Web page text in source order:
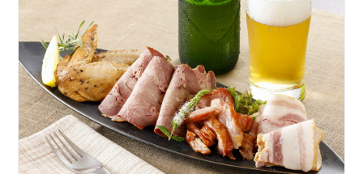
ACCESS
CONTACT
ブッキングライブ出演者募集！！
楽器機材等